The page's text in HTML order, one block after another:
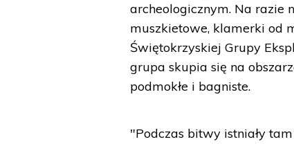
archeologicznym. Na razie
muszkietowe, klamerki od
Świętokrzyskiej Grupy
grupa skupia się na
podmokłe i bagniste.
"Podczas bitwy istniały